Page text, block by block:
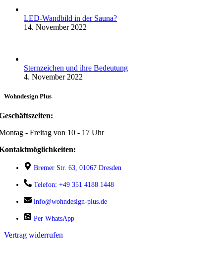
LED-Wandbild in der Sauna?
14. November 2022
Sternzeichen und ihre Bedeutung
4. November 2022
Wohndesign Plus
- Freitag von 10 - 17 Uhr
Bremer Str. 63, 01067 Dresden
Telefon: +49 351 4188 1448
info@wohndesign-plus.de
Per WhatsApp
Vertrag widerrufen